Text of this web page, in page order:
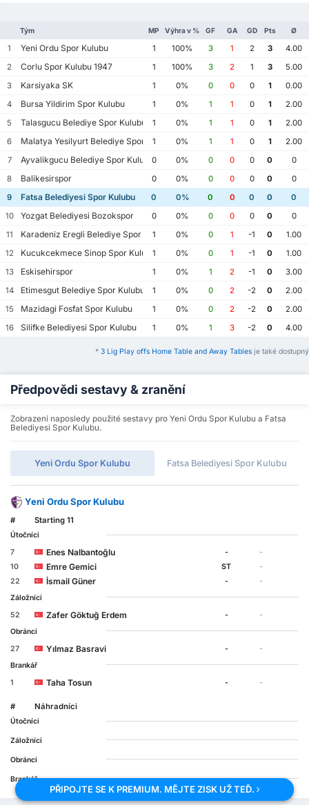
Tým MP Výhra v % GF GA GD Pts Ø
1 Yeni Ordu Spor Kulubu 1 100% 3 1 2 3
4.00
2
Corlu Spor Kulubu 1947 1 100% 3 2 1 3
5.00
3
Karsiyaka SK 1 0% 0 0 0 1
0.00
4
Bursa Yildirim Spor Kulubu 1 0% 1 1 0 1
2.00
5
Talasgucu Belediye Spor Kulubu 1 0% 1 1 0 1
2.00
6
Malatya Yesilyurt Belediye Spor Kulubu
1 0% 1 1 0 1
2.00
7
Ayvalikgucu Belediye Spor Kulubu0 0% 0 0 0 0
0
8
Balikesirspor 0 0% 0 0 0 0
0
9
Fatsa Belediyesi Spor Kulubu 0 0% 0 0 0 0
0
10
Yozgat Belediyesi Bozokspor 0 0% 0 0 0 0
0
11
Karadeniz Eregli Belediye Spor Kulubu
1 0% 0 1 -1 0
1.00
12
Kucukcekmece Sinop Spor Kulubu1 0% 0 1 -1 0
1.00
13
Eskisehirspor 1 0% 1 2 -1 0
3.00
14
Etimesgut Belediye Spor Kulubu 1 0% 0 2 -2 0
2.00
15
Mazidagi Fosfat Spor Kulubu 1 0% 0 2 -2 0
2.00
16
Silifke Belediyesi Spor Kulubu 1 0% 1 3 -2 0 4.00
* 3 Lig Play offs Home Table and Away Tables je také dostupný
Předpovědi sestavy & zranění
Zobrazení naposledy použité sestavy pro Yeni Ordu Spor Kulubu a Fatsa
Belediyesi Spor Kulubu.
Yeni Ordu Spor Kulubu Fatsa Belediyesi Spor Kulubu
Yeni Ordu Spor Kulubu
# Starting 11
Útočníci
7
Enes Nalbantoğlu -
-
10
Emre Gemici ST
-
22
İsmail Güner -
-
Záložníci
52
Zafer Göktuğ Erdem -
-
Obránci
27
Yılmaz Basravi -
-
Brankář
1
Taha Tosun - -
# Náhradníci
Útočníci
Záložníci
Obránci
Brankář
PŘIPOJTE SE K PREMIUM. MĚJTE ZISK UŽ TEĎ.